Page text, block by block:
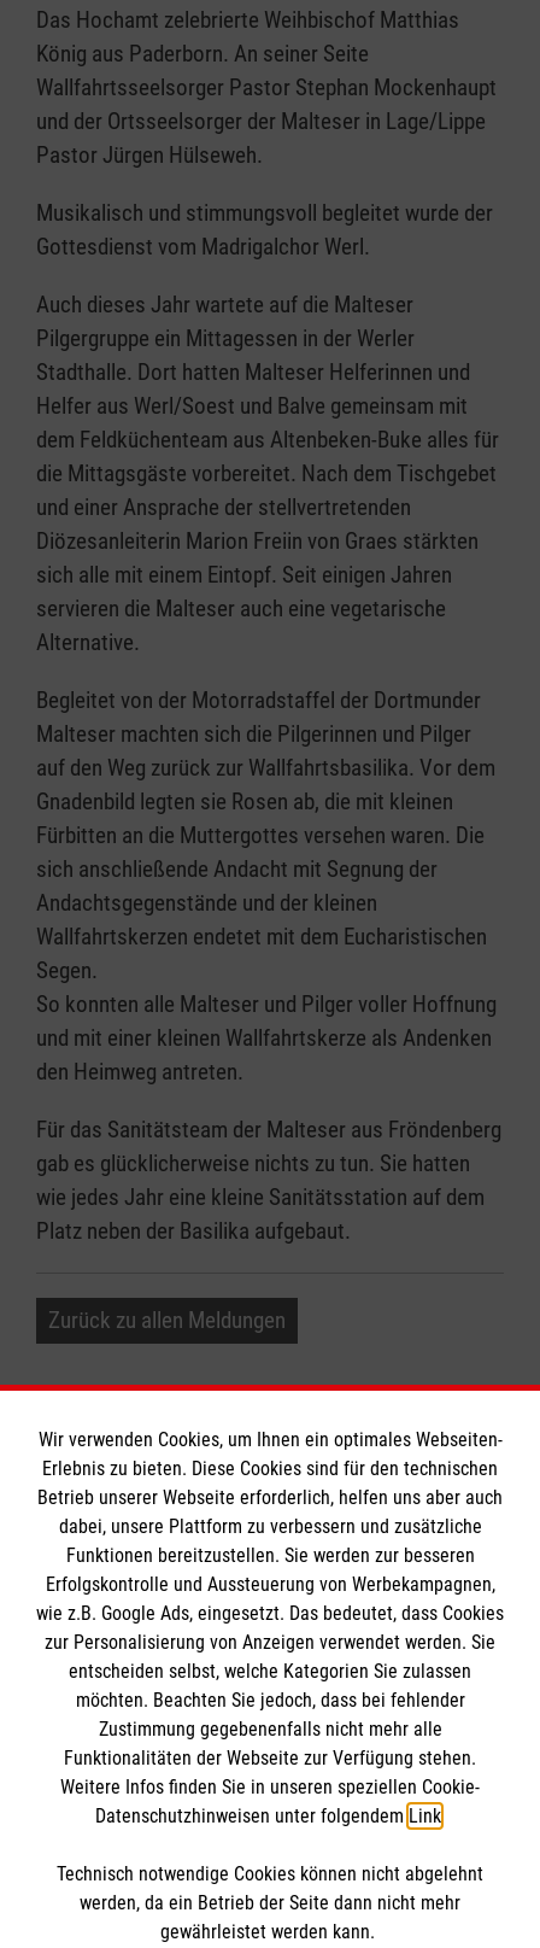
Das Hochamt zelebrierte Weihbischof Matthias
König aus Paderborn. An seiner Seite
Wallfahrtsseelsorger Pastor Stephan Mockenhaupt
und der Ortsseelsorger der Malteser in Lage/Lippe
Pastor Jürgen Hülseweh.
Musikalisch und stimmungsvoll begleitet wurde der
Gottesdienst vom Madrigalchor Werl.
Auch dieses Jahr wartete auf die Malteser
Pilgergruppe ein Mittagessen in der Werler
Stadthalle. Dort hatten Malteser Helferinnen und
Helfer aus Werl/Soest und Balve gemeinsam mit
dem Feldküchenteam aus Altenbeken-Buke alles für
die Mittagsgäste vorbereitet. Nach dem Tischgebet
und einer Ansprache der stellvertretenden
Diözesanleiterin Marion Freiin von Graes stärkten
sich alle mit einem Eintopf. Seit einigen Jahren
servieren die Malteser auch eine vegetarische
Alternative.
Begleitet von der Motorradstaffel der Dortmunder
Malteser machten sich die Pilgerinnen und Pilger
auf den Weg zurück zur Wallfahrtsbasilika. Vor dem
Gnadenbild legten sie Rosen ab, die mit kleinen
Fürbitten an die Muttergottes versehen waren. Die
sich anschließende Andacht mit Segnung der
Andachtsgegenstände und der kleinen
Wallfahrtskerzen endetet mit dem Eucharistischen
Segen.
So konnten alle Malteser und Pilger voller Hoffnung
und mit einer kleinen Wallfahrtskerze als Andenken
den Heimweg antreten.
Für das Sanitätsteam der Malteser aus Fröndenberg
gab es glücklicherweise nichts zu tun. Sie hatten
wie jedes Jahr eine kleine Sanitätsstation auf dem
Platz neben der Basilika aufgebaut.
Zurück zu allen Meldungen
Informationen
Impressum
Datenschutz
Kontakt
Barrierefreiheit
Die Malteser
Malteser in Deutschland
Malteserorden
Sharepoint
Spendenkonto
IBAN: DE37 3706 0120 1201 2165 98
BIC: GENODED1PA7
So finden Sie uns
Wir verwenden Cookies, um Ihnen ein optimales Webseiten-
Erlebnis zu bieten. Diese Cookies sind für den technischen
Betrieb unserer Webseite erforderlich, helfen uns aber auch
dabei, unsere Plattform zu verbessern und zusätzliche
Funktionen bereitzustellen. Sie werden zur besseren
Erfolgskontrolle und Aussteuerung von Werbekampagnen,
wie z.B. Google Ads, eingesetzt. Das bedeutet, dass Cookies
zur Personalisierung von Anzeigen verwendet werden. Sie
entscheiden selbst, welche Kategorien Sie zulassen
möchten. Beachten Sie jedoch, dass bei fehlender
Zustimmung gegebenenfalls nicht mehr alle
Funktionalitäten der Webseite zur Verfügung stehen.
Weitere Infos finden Sie in unseren speziellen Cookie-
Datenschutzhinweisen unter folgendem Link.
Technisch notwendige Cookies können nicht abgelehnt
werden, da ein Betrieb der Seite dann nicht mehr
gewährleistet werden kann.